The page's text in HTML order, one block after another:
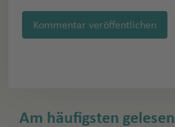
Kommentar veröffentlichen
Am häufigsten gelesen